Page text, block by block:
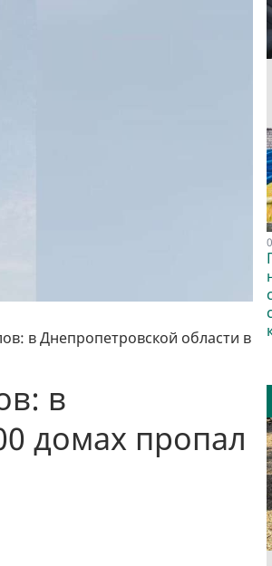
в Днепропетровской области в
в
домах пропал